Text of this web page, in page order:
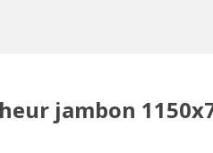
jambon